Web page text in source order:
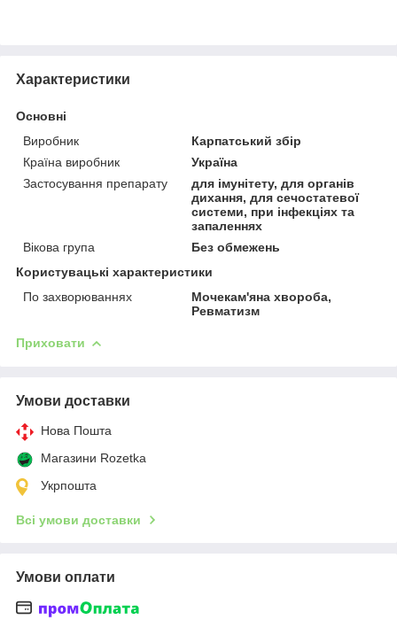
Характеристики
Основні
Виробник
Карпатський збір
Країна виробник
Україна
Застосування препарату
для імунітету, для органів
дихання, для сечостатевої
системи, при інфекціях та
запаленнях
Вікова група
Без обмежень
Користувацькi характеристики
По захворюваннях
Мочекам'яна хвороба,
Ревматизм
Приховати
Умови доставки
Нова Пошта
Магазини Rozetka
Укрпошта
Всі умови доставки
Умови оплати